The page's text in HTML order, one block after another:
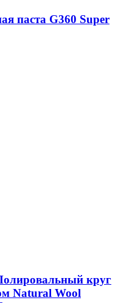
паста G360 Super
круг
Natural Wool